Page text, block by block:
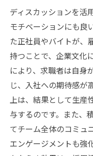
ディスカッションを活
モチベーションにも良
た正社員やバイトが、
持つことで、企業文化
により、求職者は自身
じ、入社への期待感が
上は、結果として生産
与するのです。また、
てチーム全体のコミュ
エンゲージメントも強